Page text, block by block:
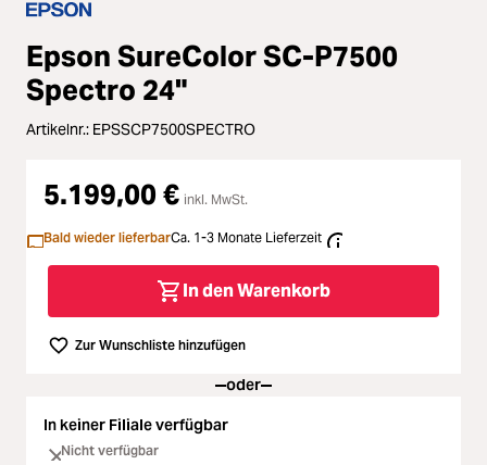
Loading...Zubehör
Loading...
Licht & Studio
Loading...
Loading...
Ferngläser
Loading...Second Hand
Loading...
SALE
Loading...
Epson SureColor SC-P7500
Spectro 24"
Artikelnr.: EPSSCP7500SPECTRO
5.199,00 € inkl. MwSt.
Bald wieder lieferbarCa. 1-3 Monate Lieferzeit
In den Warenkorb
Zur Wunschliste hinzufügen
oder
In keiner Filiale verfügbar
Nicht verfügbar